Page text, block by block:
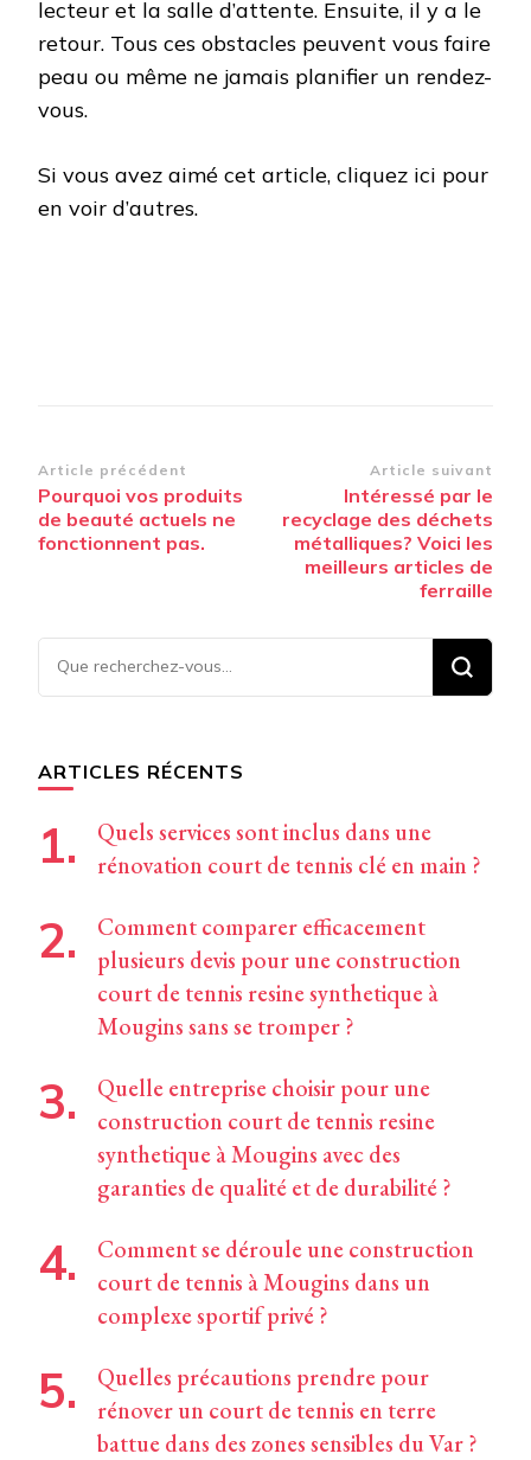
lecteur et la salle d’attente. Ensuite, il y a le
retour. Tous ces obstacles peuvent vous faire
peau ou même ne jamais planifier un rendez-
vous.
Si vous avez aimé cet article, cliquez ici pour
en voir d’autres.
Navigation
d’article
Article précédent
Pourquoi vos produits
de beauté actuels ne
fonctionnent pas.
Article suivant
Intéressé par le
recyclage des déchets
métalliques? Voici les
meilleurs articles de
ferraille
Vous
recherchiez
ARTICLES RÉCENTS
Quels services sont inclus dans une
rénovation court de tennis clé en main ?
Comment comparer efficacement
plusieurs devis pour une construction
court de tennis resine synthetique à
Mougins sans se tromper ?
Quelle entreprise choisir pour une
construction court de tennis resine
synthetique à Mougins avec des
garanties de qualité et de durabilité ?
Comment se déroule une construction
court de tennis à Mougins dans un
complexe sportif privé ?
Quelles précautions prendre pour
rénover un court de tennis en terre
battue dans des zones sensibles du Var ?